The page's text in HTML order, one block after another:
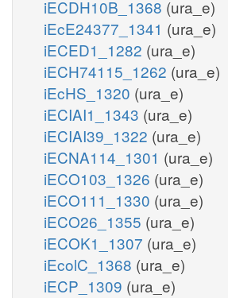
iECDH10B_1368 (ura_e)
iEcE24377_1341 (ura_e)
iECED1_1282 (ura_e)
iECH74115_1262 (ura_e)
iEcHS_1320 (ura_e)
iECIAI1_1343 (ura_e)
iECIAI39_1322 (ura_e)
iECNA114_1301 (ura_e)
iECO103_1326 (ura_e)
iECO111_1330 (ura_e)
iECO26_1355 (ura_e)
iECOK1_1307 (ura_e)
iEcolC_1368 (ura_e)
iECP_1309 (ura_e)